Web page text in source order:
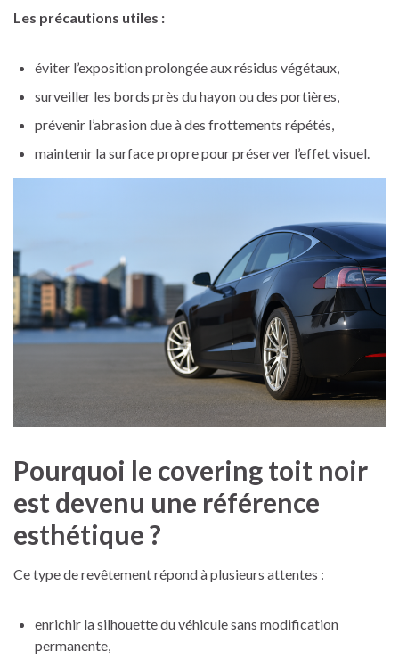
Les précautions utiles :
éviter l’exposition prolongée aux résidus végétaux,
surveiller les bords près du hayon ou des portières,
prévenir l’abrasion due à des frottements répétés,
maintenir la surface propre pour préserver l’effet visuel.
Pourquoi le covering toit noir
est devenu une référence
esthétique ?
Ce type de revêtement répond à plusieurs attentes :
enrichir la silhouette du véhicule sans modification
permanente,